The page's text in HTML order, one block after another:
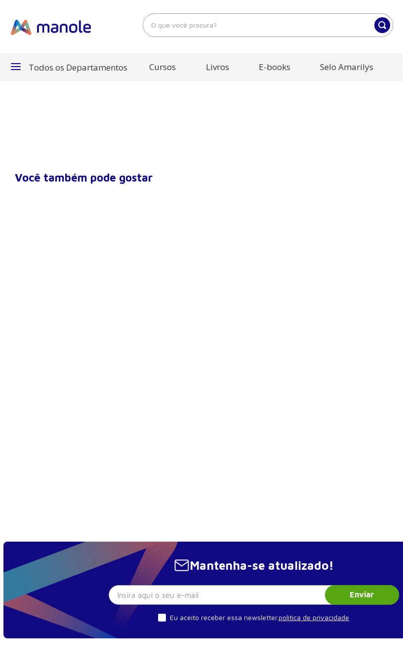
O que você procura?
Todos os Departamentos
E-Books
Cursos Livros E-books Selo Amarilys
Você também pode gostar
Mantenha-se atualizado!
Enviar
Eu aceito receber essa newsletter.política de privacidade